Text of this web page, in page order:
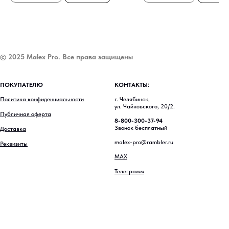
© 2025 Malex Pro. Все права защищены
ПОКУПАТЕЛЮ
Политика конфиденциальности
Публичная оферта
Доставка
Реквизиты
КОНТАКТЫ:
г. Челябинск,
ул. Чайковского, 20/2.
8-800-300-37-94
Звонок бесплатный
malex-pro@rambler.ru
MAX
Телеграмм